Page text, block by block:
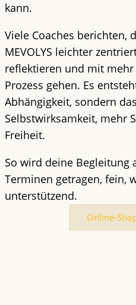
kann.
Viele Coaches berichten,
MEVOLYS leichter
reflektieren und mit
Prozess gehen. Es
Abhängigkeit, sondern
Selbstwirksamkeit, mehr
Freiheit.
So wird deine Begleitung
Terminen getragen, fein,
unterstützend.
Online-